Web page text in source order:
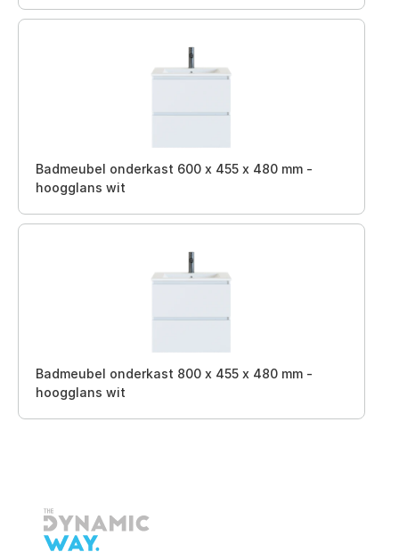
Badmeubel onderkast 600 x 455 x 480 mm -
hoogglans wit
Badmeubel onderkast 800 x 455 x 480 mm -
hoogglans wit